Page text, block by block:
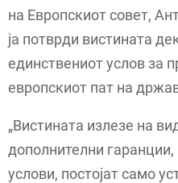
на Европскиот совет,
ја потврди вистината
единствениот услов за
европскиот пат на
„Вистината излезе на
дополнителни
услови, постојат само